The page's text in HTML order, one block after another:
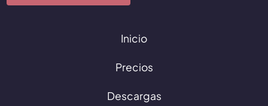
Inicio
Precios
Descargas